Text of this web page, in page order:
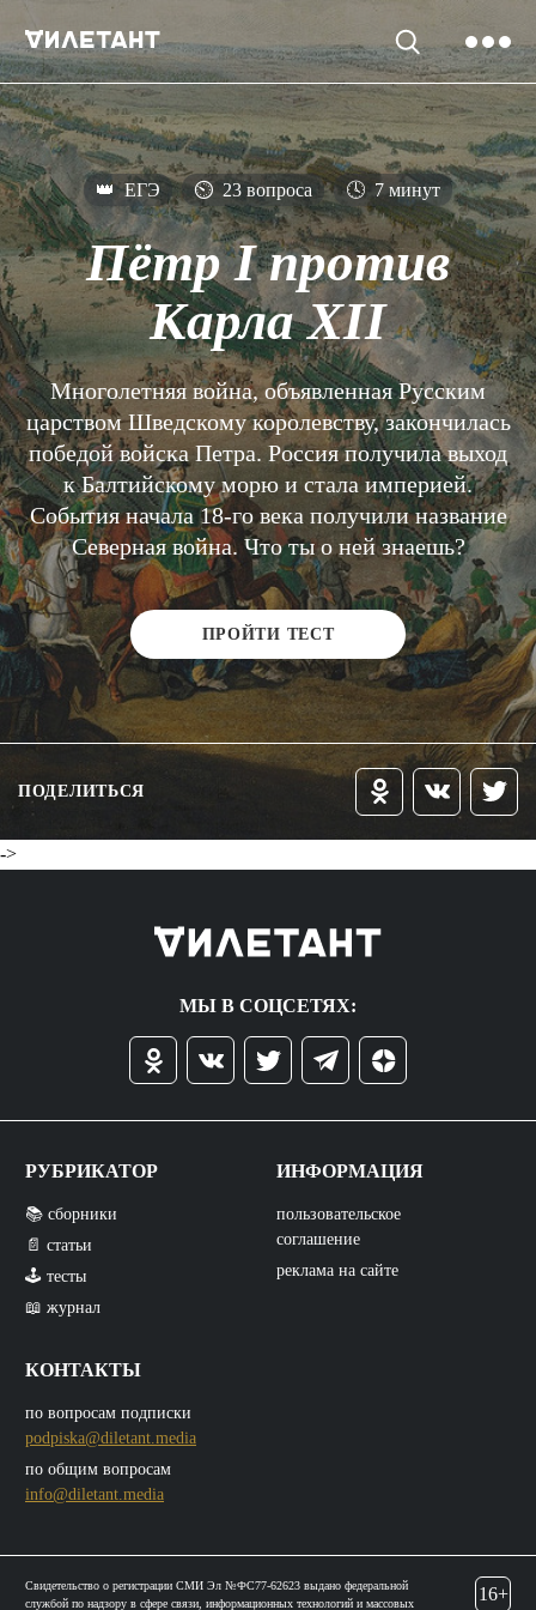
👑 ЕГЭ ⏲ 23 вопроса 🕓 7 минут
Пётр I против
Карла XII
Многолетняя война, объявленная Русским
царством Шведскому королевству, закончилась
победой войска Петра. Россия получила выход
к Балтийскому морю и стала империей.
События начала 18-го века получили название
Северная война. Что ты о ней знаешь?
ПРОЙТИ ТЕСТ
ПОДЕЛИТЬСЯ
->
МЫ В СОЦСЕТЯХ:
РУБРИКАТОР
📚 сборники
📄 статьи
🕹️ тесты
📖 журнал
КОНТАКТЫ
по вопросам подписки
podpiska@diletant.media
по общим вопросам
info@diletant.media
ИНФОРМАЦИЯ
пользовательское
соглашение
реклама на сайте
Свидетельство о регистрации СМИ Эл №ФС77-62623 выдано федеральной
службой по надзору в сфере связи, информационных технологий и массовых
16+